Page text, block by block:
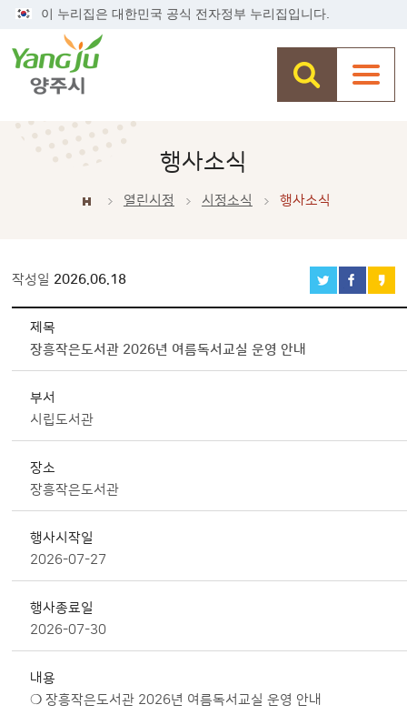
이 누리집은 대한민국 공식 전자정부 누리집입니다.
행사소식
열린시정 시정소식 행사소식
작성일 2026.06.18
제목
장흥작은도서관 2026년 여름독서교실 운영 안내
부서
시립도서관
장소
장흥작은도서관
행사시작일
2026-07-27
행사종료일
2026-07-30
내용
❍ 장흥작은도서관 2026년 여름독서교실 운영 안내